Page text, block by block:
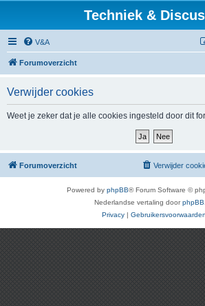
Techniek &
V&A
Forumoverzicht
Verwijder cookies
Weet je zeker dat je alle cookies ingesteld door dit
Forumoverzicht Verwijder
Powered by phpBB® Forum Software ©
Nederlandse vertaling door
Privacy | Gebruikersvoorwaarden